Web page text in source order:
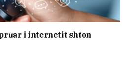
i internetit shton